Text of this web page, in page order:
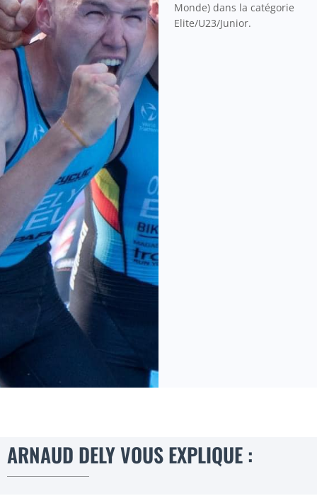
Monde) dans la catégorie
Elite/U23/Junior.
ARNAUD DELY VOUS EXPLIQUE :